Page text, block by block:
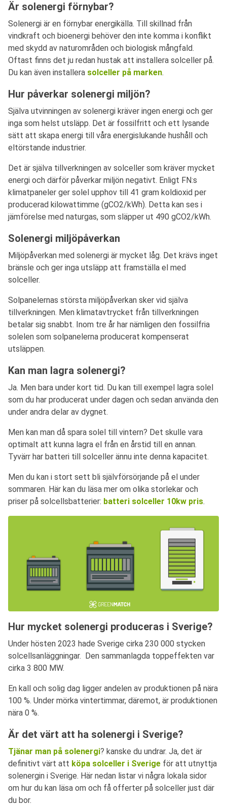
Är solenergi förnybar?
Solenergi är en förnybar energikälla. Till skillnad från
vindkraft och bioenergi behöver den inte komma i konflikt
med skydd av naturområden och biologisk mångfald.
Oftast finns det ju redan hustak att installera solceller på.
Du kan även installera solceller på marken.
Hur påverkar solenergi miljön?
Själva utvinningen av solenergi kräver ingen energi och ger
inga som helst utsläpp. Det är fossilfritt och ett lysande
sätt att skapa energi till våra energislukande hushåll och
eltörstande industrier.
Det är själva tillverkningen av solceller som kräver mycket
energi och därför påverkar miljön negativt. Enligt FN:s
klimatpaneler ger solel upphov till 41 gram koldioxid per
producerad kilowattimme (gCO2/kWh). Detta kan ses i
jämförelse med naturgas, som släpper ut 490 gCO2/kWh.
Solenergi miljöpåverkan
Miljöpåverkan med solenergi är mycket låg. Det krävs inget
bränsle och ger inga utsläpp att framställa el med
solceller.
Solpanelernas största miljöpåverkan sker vid själva
tillverkningen. Men klimatavtrycket från tillverkningen
betalar sig snabbt. Inom tre år har nämligen den fossilfria
solelen som solpanelerna producerat kompenserat
utsläppen.
Kan man lagra solenergi?
Ja. Men bara under kort tid. Du kan till exempel lagra solel
som du har producerat under dagen och sedan använda den
under andra delar av dygnet.
Men kan man då spara solel till vintern? Det skulle vara
optimalt att kunna lagra el från en årstid till en annan.
Tyvärr har batteri till solceller ännu inte denna kapacitet.
Men du kan i stort sett bli självförsörjande på el under
sommaren. Här kan du läsa mer om olika storlekar och
priser på solcellsbatterier: batteri solceller 10kw pris.
Hur mycket solenergi produceras i Sverige?
Under hösten 2023 hade Sverige cirka 230 000 stycken
solcellsanläggningar. Den sammanlagda toppeffekten var
cirka 3 800 MW.
En kall och solig dag ligger andelen av produktionen på nära
100 %. Under mörka vintertimmar, däremot, är produktionen
nära 0 %.
Är det värt att ha solenergi i Sverige?
Tjänar man på solenergi? kanske du undrar. Ja, det är
definitivt värt att köpa solceller i Sverige för att utnyttja
solenergin i Sverige. Här nedan listar vi några lokala sidor
om hur du kan läsa om och få offerter på solceller just där
du bor.